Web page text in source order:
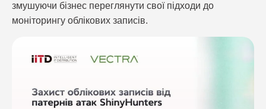
змушуючи бізнес переглянути свої підходи до
моніторингу облікових записів.